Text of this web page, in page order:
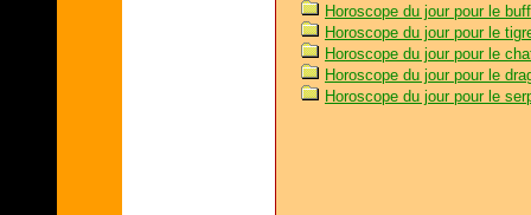
Horoscope du jour pour le
Horoscope du jour pour le
Horoscope du jour pour le
Horoscope du jour pour le
Horoscope du jour pour le